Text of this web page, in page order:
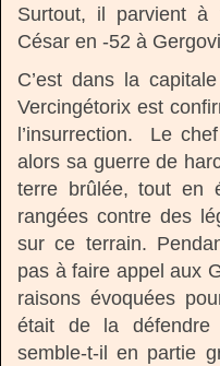
Surtout, il parvient à
César en -52 à
C’est dans la
Vercingétorix est
l’insurrection. Le
alors sa guerre de
terre brûlée, tout en
rangées contre des
sur ce terrain.
pas à faire appel aux
raisons évoquées
était de la défendre
semble-t-il en partie